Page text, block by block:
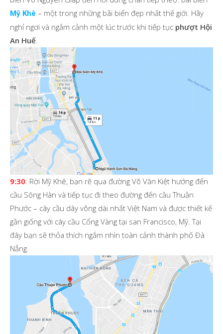
Mỹ Khê – một trong những bãi biển đẹp nhất thế giới. Hãy
nghỉ ngơi và ngắm cảnh một lúc trước khi tiếp tục phượt Hội
An Huế.
9:30: Rời Mỹ Khê, bạn rẽ qua đường Võ Văn Kiệt hướng đến
cầu Sông Hàn và tiếp tục đi theo đường đến cầu Thuận
Phước – cây cầu dây võng dài nhất Việt Nam và được thiết kế
gần giống với cây cầu Cổng Vàng tại san Francisco, Mỹ. Tại
đây bạn sẽ thỏa thích ngắm nhìn toàn cảnh thành phố Đà
Nẵng.